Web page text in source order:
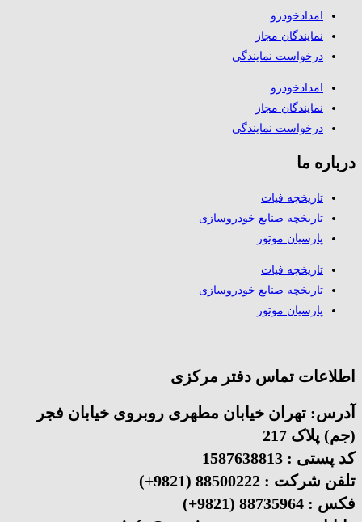
امدادخودرو
نمایندگان مجاز
درخواست نمایندگی
امدادخودرو
نمایندگان مجاز
درخواست نمایندگی
درباره ما
تاریخچه فیات
تاریخچه صنایع خودروسازی
پارسیان موتور
تاریخچه فیات
تاریخچه صنایع خودروسازی
پارسیان موتور
اطلاعات تماس دفتر مرکزی
آدرس: تهران خیابان مطهری روبروی خیابان فجر
(جم) پلاک 217
کد پستی : 1587638813
تلفن شرکت :
فکس : 88735964 (9821+)